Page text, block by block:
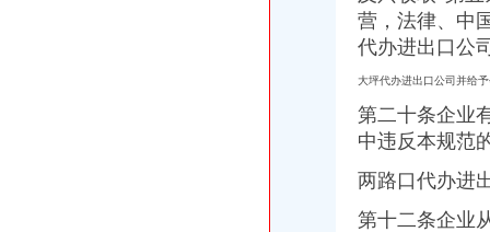
代办香港公司英国进出口公司注册提供肥料全套手续-运城58同城
长宁代办进出口经营权补办执照代办社保注册公司整帐-上海58同城
进口代理-进出口代理|进出口报关|进口代理|出口代理|进口报关|上海外贸
德宏上源电力进出口有限责任公司出口退税咨询、代办出口退税项目公
代办公司注册、代理记账、进出口许可证、商标注册-福州58同城
营，法律、中
代办进出口公
大坪代办进出口公司并给
第二十条企业
中违反本规范
两路口代办进
第十二条企业